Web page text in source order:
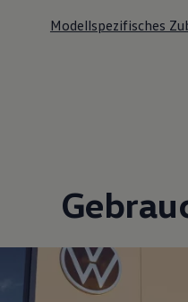
Modellspezifisches